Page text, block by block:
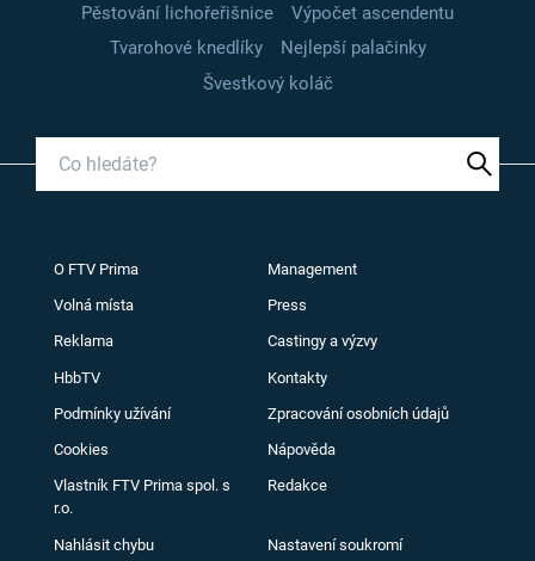
Pěstování lichořeřišnice
Výpočet ascendentu
Tvarohové knedlíky
Nejlepší palačinky
Švestkový koláč
O FTV Prima Management
Volná místa Press
Reklama Castingy a výzvy
HbbTV Kontakty
Podmínky užívání Zpracování osobních údajů
Cookies Nápověda
Vlastník FTV Prima spol. s
r.o.
Redakce
Nahlásit chybu Nastavení soukromí